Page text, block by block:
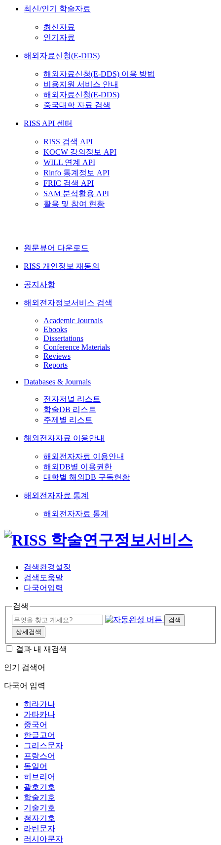
최신/인기 학술자료
최신자료
인기자료
해외자료신청(E-DDS)
해외자료신청(E-DDS) 이용 방법
비용지원 서비스 안내
해외자료신청(E-DDS)
중국대학 자료 검색
RISS API 센터
RISS 검색 API
KOCW 강의정보 API
WILL 연계 API
Rinfo 통계정보 API
FRIC 검색 API
SAM 분석활용 API
활용 및 참여 현황
원문뷰어 다운로드
RISS 개인정보 재동의
공지사항
해외전자정보서비스 검색
Academic Journals
Ebooks
Dissertations
Conference Materials
Reviews
Reports
Databases & Journals
전자저널 리스트
학술DB 리스트
주제별 리스트
해외전자자료 이용안내
해외전자자료 이용안내
해외DB별 이용권한
대학별 해외DB 구독현황
해외전자자료 통계
해외전자자료 통계
검색환경설정
검색도움말
다국어입력
검색
검색
상세검색
결과 내 재검색
인기 검색어
다국어 입력
히라가나
가타카나
중국어
한글고어
그리스문자
프랑스어
독일어
히브리어
괄호기호
학술기호
기술기호
첨자기호
라틴문자
러시아문자